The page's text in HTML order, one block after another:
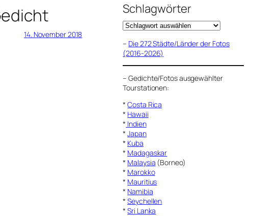
14. November 2018
Schlagwörter
– Die 272 Städte/Länder der Fotos
(2016-2026)
–Gedichte/Fotos ausgewählter
Tourstationen:
*Costa Rica
* Hawaii
* Indien
*Japan
* Kuba
* Madagaskar
* Malaysia (Borneo)
* Marokko
* Mauritius
* Namibia
*Seychellen
*Sri Lanka